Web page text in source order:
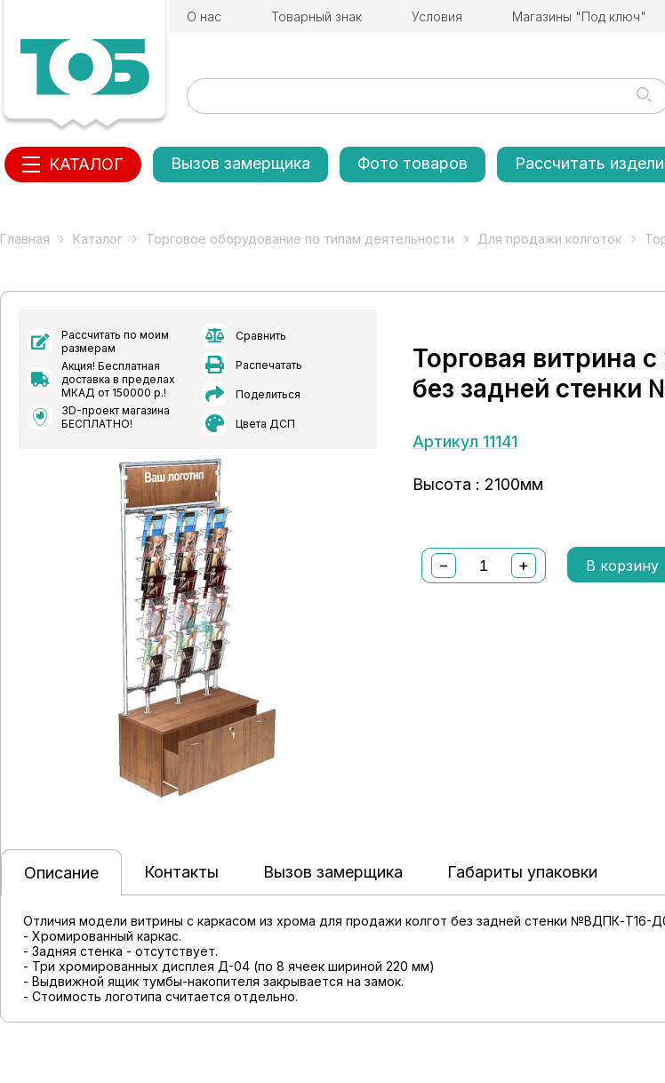
О нас Товарный знак Условия Магазины "Под ключ"
КАТАЛОГ Вызов замерщика Фото товаров Рассчитать
Главная Каталог Торговое оборудование по типам деятельности Для продажи колготок
Рассчитать по моим
размерам
Акция! Бесплатная
доставка в пределах
МКАД от 150000 р.!
3D-проект магазина
БЕСПЛАТНО!
Сравнить
Распечатать
Поделиться
Цвета ДСП
Торговая витрина
без задней
Артикул 11141
Высота : 2100мм
− + В корзину
Описание Контакты Вызов замерщика Габариты упаковки
Отличия модели витрины с каркасом из хрома для продажи колгот без задней стенки №ВДПК-Т16-
- Хромированный каркас.
- Задняя стенка - отсутствует.
- Три хромированных дисплея Д-04 (по 8 ячеек шириной 220 мм)
- Выдвижной ящик тумбы-накопителя закрывается на замок.
- Стоимость логотипа считается отдельно.